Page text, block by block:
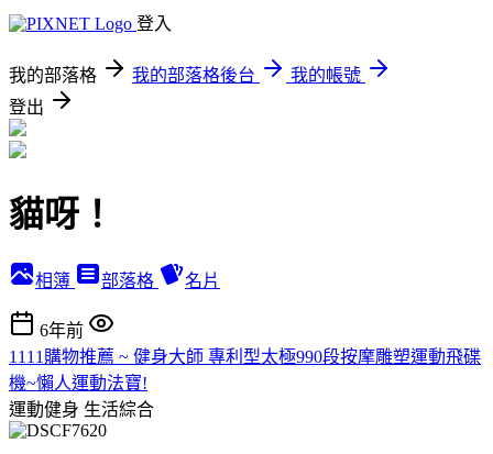
登入
我的部落格 我的部落格後台
我的帳號
登出
貓呀！
相簿 部落格 名片
6年前
1111購物推薦 ~ 健身大師 專利型太極990段按摩雕塑運動飛碟
機~懶人運動法寶!
運動健身 生活綜合